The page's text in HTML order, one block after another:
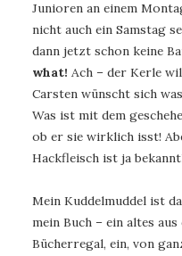
Junioren an einem
nicht auch ein Samstag
dann jetzt schon keine
what! Ach – der Kerle
Carsten wünscht sich
Was ist mit dem
ob er sie wirklich isst!
Hackfleisch ist ja
Mein Kuddelmuddel ist
mein Buch – ein altes
Bücherregal, ein, von